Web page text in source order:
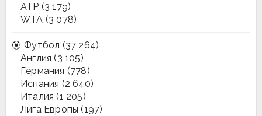
ATP (3 179)
WTA (3 078)
Футбол (37 264)
Англия (3 105)
Германия (778)
Испания (2 640)
Италия (1 205)
Лига Европы (197)